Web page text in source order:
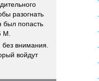
разогнать
был попасть
без внимания.
войдут